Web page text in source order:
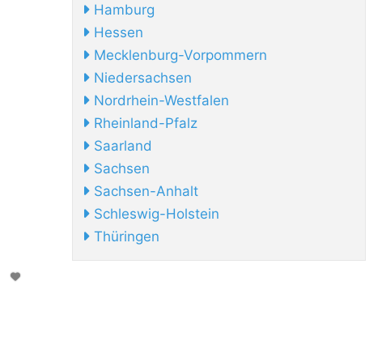
Hamburg
Hessen
Mecklenburg-Vorpommern
Niedersachsen
Nordrhein-Westfalen
Rheinland-Pfalz
Saarland
Sachsen
Sachsen-Anhalt
Schleswig-Holstein
Thüringen